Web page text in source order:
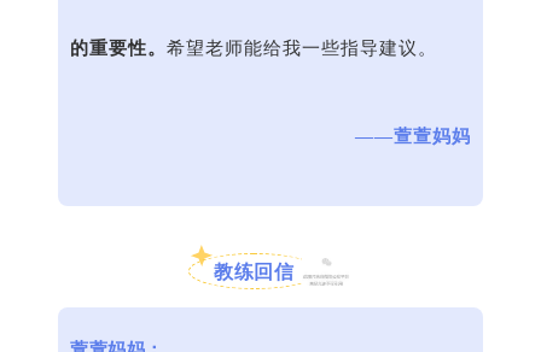
的重要性。 希望老师能给我一些指导建议。
——萱萱妈妈
教练回信